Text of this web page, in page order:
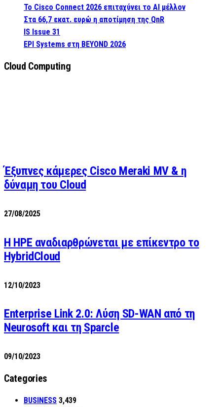
Το Cisco Connect 2026 επιταχύνει το AI μέλλον
Στα 66,7 εκατ. ευρώ η αποτίμηση της QnR
IS Issue 31
EPI Systems στη BEYOND 2026
Cloud Computing
Έξυπνες κάμερες Cisco Meraki MV & η
δύναμη του Cloud
27/08/2025
H HPE αναδιαρθρώνεται με επίκεντρο το
HybridCloud
12/10/2023
Enterprise Link 2.0: Λύση SD-WAN από τη
Neurosoft και τη Sparcle
09/10/2023
Categories
BUSINESS 3,439